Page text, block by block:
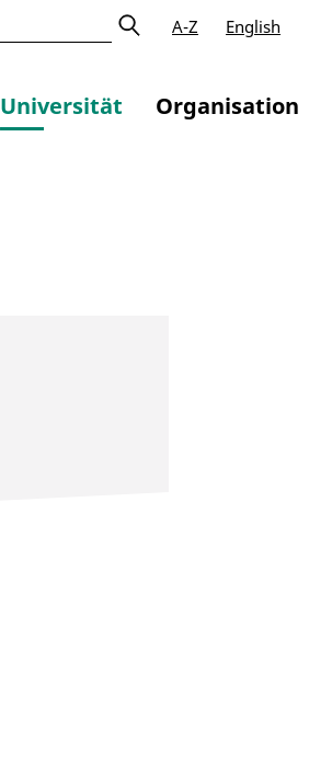
A-Z English
Universität Organisation